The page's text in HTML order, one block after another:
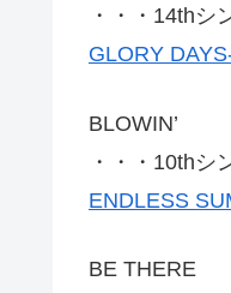
・・・14thシ
GLORY
BLOWIN’
・・・10thシ
ENDLESS
BE THERE